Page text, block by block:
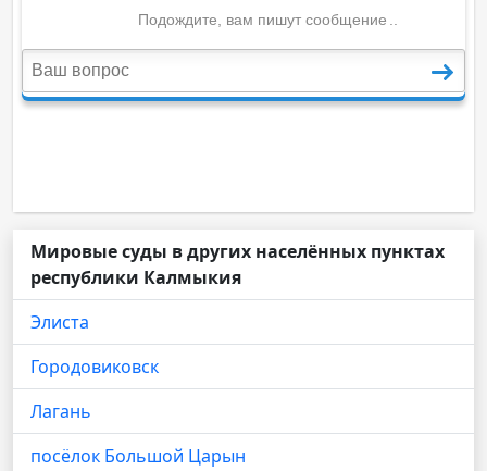
Мировые суды в других населённых пунктах
республики Калмыкия
Элиста
Городовиковск
Лагань
посёлок Большой Царын